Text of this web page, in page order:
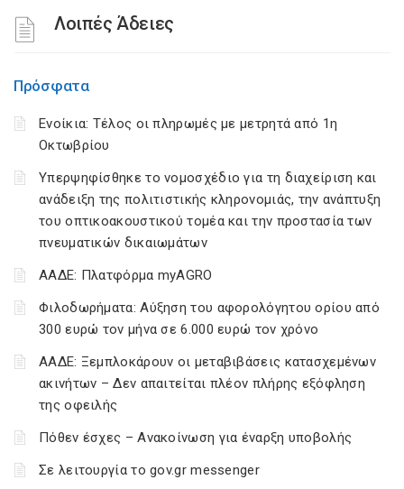
Λοιπές Άδειες
Πρόσφατα
Ενοίκια: Τέλος οι πληρωμές με μετρητά από 1η
Οκτωβρίου
Υπερψηφίσθηκε το νομοσχέδιο για τη διαχείριση και
ανάδειξη της πολιτιστικής κληρονομιάς, την ανάπτυξη
του οπτικοακουστικού τομέα και την προστασία των
πνευματικών δικαιωμάτων
ΑΑΔΕ: Πλατφόρμα myAGRO
Φιλοδωρήματα: Αύξηση του αφορολόγητου ορίου από
300 ευρώ τον μήνα σε 6.000 ευρώ τον χρόνο
ΑΑΔΕ: Ξεμπλοκάρουν οι μεταβιβάσεις κατασχεμένων
ακινήτων – Δεν απαιτείται πλέον πλήρης εξόφληση
της οφειλής
Πόθεν έσχες – Ανακοίνωση για έναρξη υποβολής
Σε λειτουργία το gov.gr messenger